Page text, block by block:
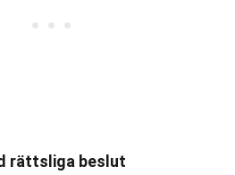
rättsliga beslut